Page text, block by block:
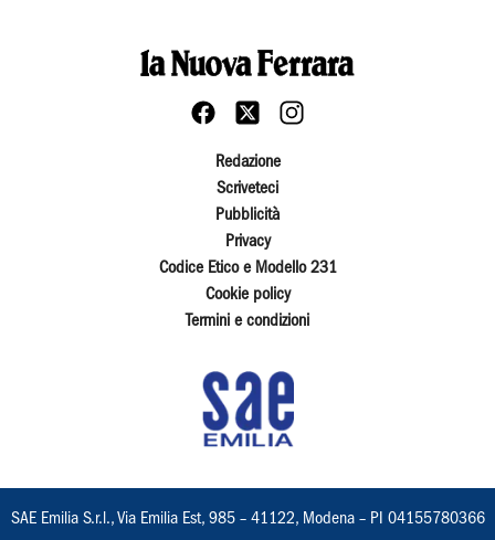
Redazione
Scriveteci
Pubblicità
Privacy
Codice Etico e Modello 231
Cookie policy
Termini e condizioni
SAE Emilia S.r.l., Via Emilia Est, 985 – 41122, Modena – PI 04155780366